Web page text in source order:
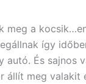
meg a
így
autó. És sajnos
állít meg valakit